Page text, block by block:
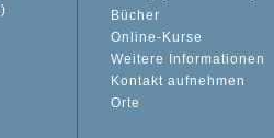
Bücher
Online-Kurse
Weitere Informationen
Kontakt aufnehmen
Orte